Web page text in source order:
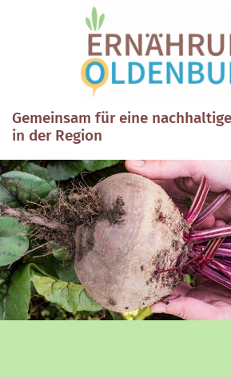
Gemeinsam für eine
in der Region